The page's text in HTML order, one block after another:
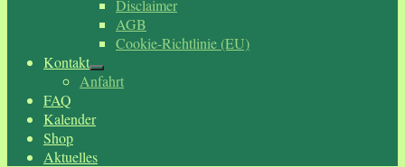
Disclaimer
AGB
Cookie-Richtlinie (EU)
Kontakt
Anfahrt
FAQ
Kalender
Shop
Aktuelles